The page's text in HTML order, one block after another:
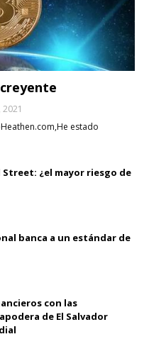
estado
¿el mayor riesgo de
banca a un estándar de
con las
de El Salvador